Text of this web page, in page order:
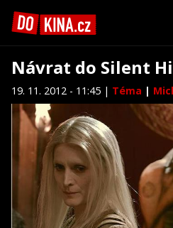
Návrat do Silent
19. 11. 2012 - 11:45 | Téma |